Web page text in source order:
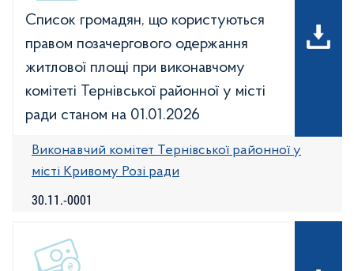
Список громадян, що користуються
правом позачергового одержання
житлової площі при виконавчому
комітеті Тернівської районної у місті
ради станом на 01.01.2026
30.11.-0001
Виконавчий комітет Тернівської районної у
місті Кривому Розі ради